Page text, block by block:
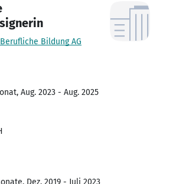
Bildung AG
Aug. 2023 - Aug. 2025
Dez. 2019 - Juli 2023